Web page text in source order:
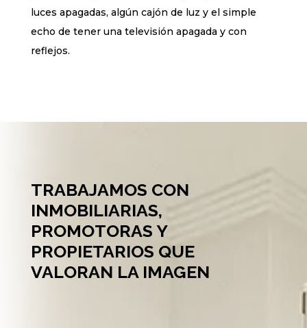
luces apagadas, algún cajón de luz y el simple
echo de tener una televisión apagada y con
reflejos.
TRABAJAMOS CON
INMOBILIARIAS,
PROMOTORAS Y
PROPIETARIOS QUE
VALORAN LA IMAGEN